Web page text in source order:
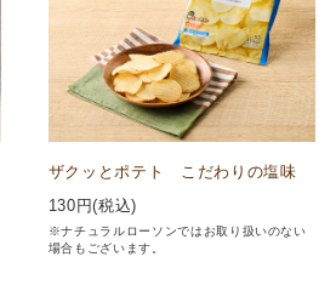
ザクッとポテト こだわりの塩味
130 円(税込)
※ナチュラルローソンではお取り扱いのない
場合もございます。